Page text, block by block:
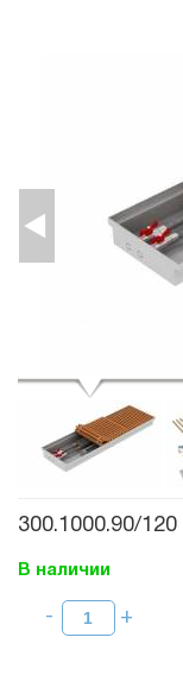
300.1000.90/120
В наличии